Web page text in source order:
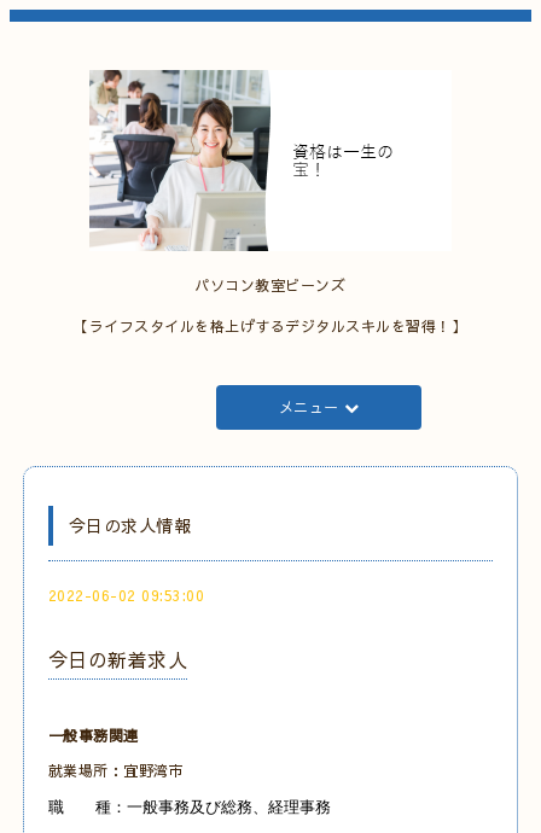
パソコン教室ビーンズ
【ライフスタイルを格上げするデジタルスキルを習得！】
メニュー
今日の求人情報
2022-06-02 09:53:00
今日の新着求人
一般事務関連
就業場所：宜野湾市
職 種：一般事務及び総務、経理事務